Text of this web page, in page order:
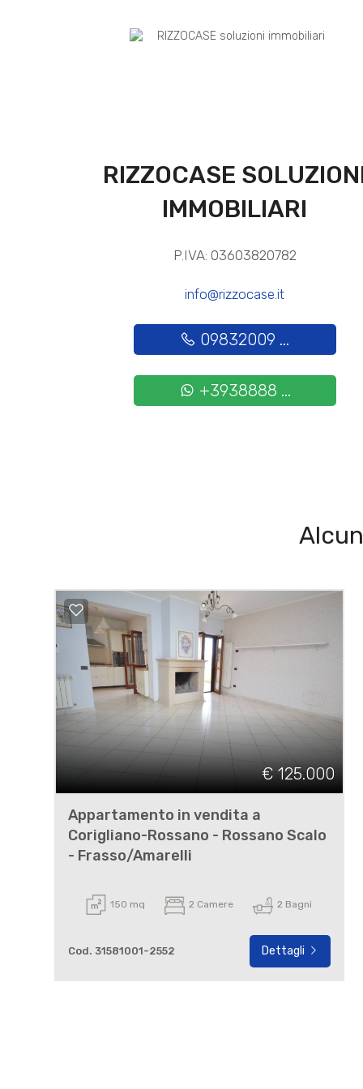
RIZZOCASE
IMMOBILIARI
P.IVA: 03603820782
info@rizzocase.it
09832009 ...
+3938888 ...
€ 125.000
Appartamento in vendita a
Corigliano-Rossano - Rossano Scalo
- Frasso/Amarelli
150 mq 2 Camere 2 Bagni
Cod. 31581001-2552 Dettagli